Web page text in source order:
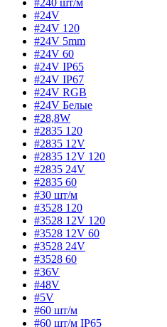
#24V
#24V 120
#24V 5mm
#24V 60
#24V IP65
#24V IP67
#24V RGB
#24V Белые
#28,8W
#2835 120
#2835 12V
#2835 12V 120
#2835 24V
#2835 60
#30 шт/м
#3528 120
#3528 12V 120
#3528 12V 60
#3528 24V
#3528 60
#36V
#48V
#5V
#60 шт/м
#60 шт/м IP65